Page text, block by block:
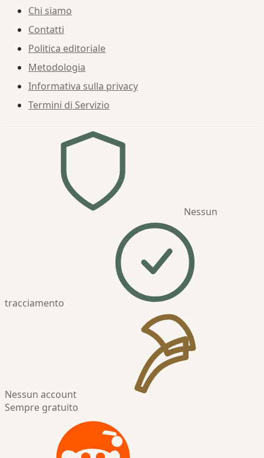
Chi siamo
Contatti
Politica editoriale
Metodologia
Informativa sulla privacy
Termini di Servizio
Nessun
tracciamento
Nessun account
Sempre gratuito